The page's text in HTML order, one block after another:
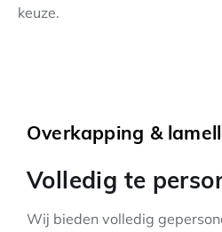
keuze.
Overkapping &
Volledig te
Wij bieden volledig